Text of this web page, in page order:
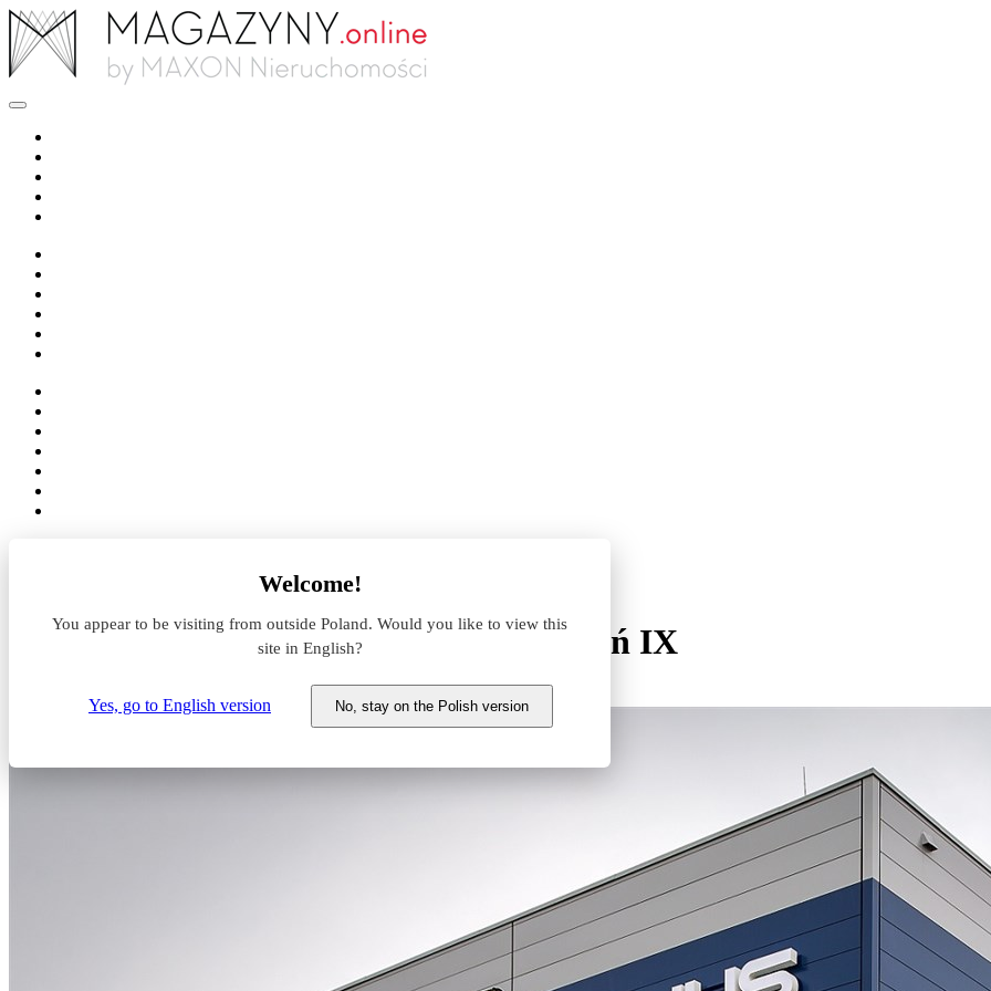
Welcome!
You appear to be visiting from outside Poland. Would you like to view this
site in English?
Yes, go to English version No, stay on the Polish version
Nowy najemca w Panattoni Park Poznań IX
Nowy najemca w Panattoni Park Poznań IX
26 sierpnia 2020